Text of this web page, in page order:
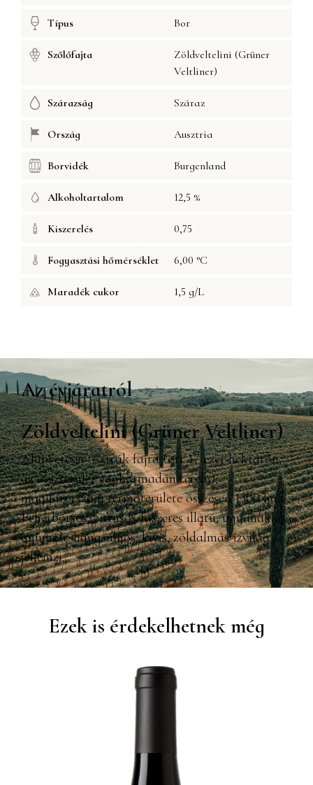
Típus Bor
Szőlőfajta
Zöldveltelini (Grüner
Veltliner)
Szárazság Száraz
Ország Ausztria
Borvidék Burgenland
Alkoholtartalom 12,5 %
Kiszerelés 0,75
Fogyasztási hőmérséklet 6,00 °C
Maradék cukor 1,5 g/L
Az évjáratról
Zöldveltelini (Grüner Veltliner)
Alapvetően osztrák fajta (ott 17 ezer hektáron,
az összterület egyharmadán terem);
magyarországi termőterülete összesen 1300 ha.
Fehérborsos, citrusos-fűszeres illatú, ugyanakkor
gyümölcshangsúlyos, kivis, zöldalmás ízvilág
jellemzi.
Ezek is érdekelhetnek még